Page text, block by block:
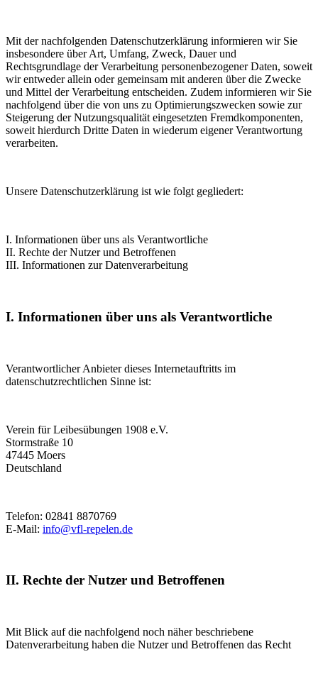
Mit der nachfolgenden Datenschutzerklärung informieren wir Sie
insbesondere über Art, Umfang, Zweck, Dauer und
Rechtsgrundlage der Verarbeitung personenbezogener Daten, soweit
wir entweder allein oder gemeinsam mit anderen über die Zwecke
und Mittel der Verarbeitung entscheiden. Zudem informieren wir Sie
nachfolgend über die von uns zu Optimierungszwecken sowie zur
Steigerung der Nutzungsqualität eingesetzten Fremdkomponenten,
soweit hierdurch Dritte Daten in wiederum eigener Verantwortung
verarbeiten.
Unsere Datenschutzerklärung ist wie folgt gegliedert:
I. Informationen über uns als Verantwortliche
II. Rechte der Nutzer und Betroffenen
III. Informationen zur Datenverarbeitung
I. Informationen über uns als Verantwortliche
Verantwortlicher Anbieter dieses Internetauftritts im
datenschutzrechtlichen Sinne ist:
Verein für Leibesübungen 1908 e.V.
Stormstraße 10
47445 Moers
Deutschland
Telefon: 02841 8870769
E-Mail: info@vfl-repelen.de
II. Rechte der Nutzer und Betroffenen
Mit Blick auf die nachfolgend noch näher beschriebene
Datenverarbeitung haben die Nutzer und Betroffenen das Recht